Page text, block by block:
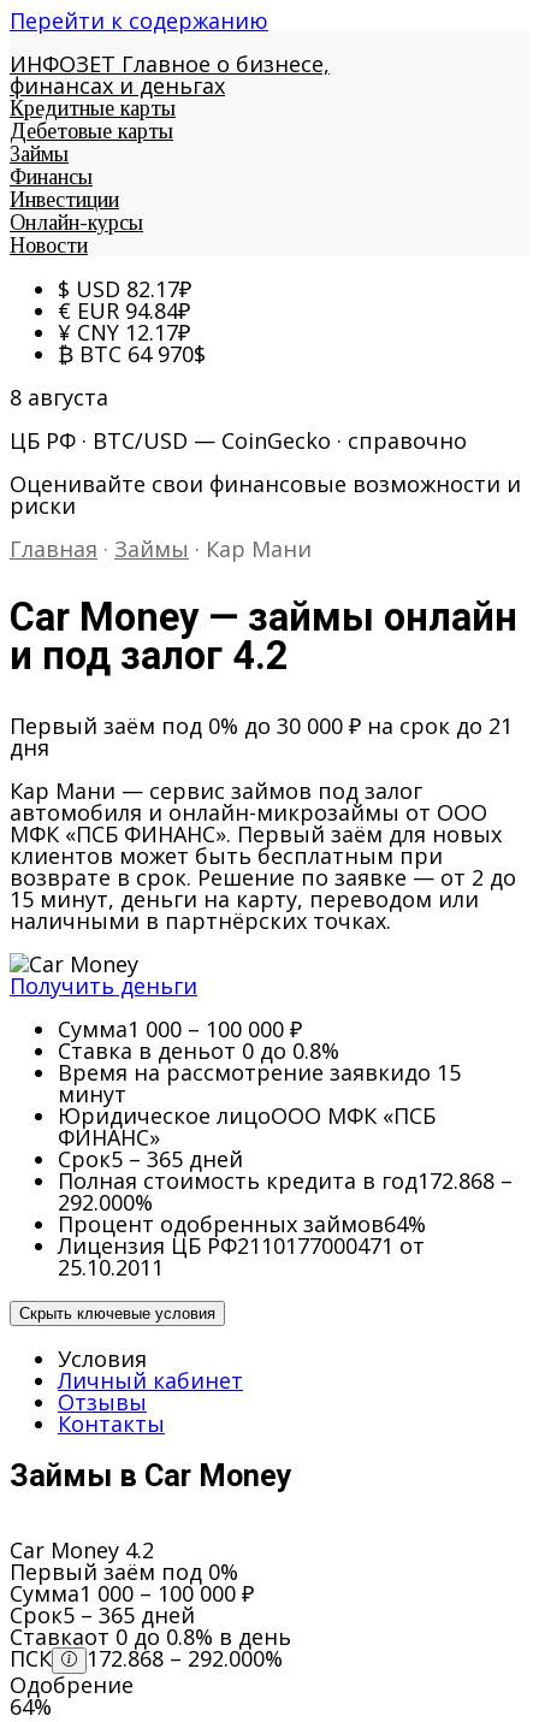
Перейти к содержанию
ИНФОЗЕТ Главное о бизнесе,
финансах и деньгах
Кредитные карты
Дебетовые карты
Займы
Финансы
Инвестиции
Онлайн-курсы
Новости
$ USD 82.17₽
€ EUR 94.84₽
¥ CNY 12.17₽
₿ BTC 64 970$
8 августа
ЦБ РФ · BTC/USD — CoinGecko · справочно
Оценивайте свои финансовые возможности и
риски
Главная · Займы · Кар Мани
Car Money — займы онлайн
и под залог 4.2
Первый заём под 0% до 30 000 ₽ на срок до 21
дня
Кар Мани — сервис займов под залог
автомобиля и онлайн-микрозаймы от ООО
МФК «ПСБ ФИНАНС». Первый заём для новых
клиентов может быть бесплатным при
возврате в срок. Решение по заявке — от 2 до
15 минут, деньги на карту, переводом или
наличными в партнёрских точках.
Получить деньги
Сумма1 000 – 100 000 ₽
Ставка в деньот 0 до 0.8%
Время на рассмотрение заявкидо 15
минут
Юридическое лицоООО МФК «ПСБ
ФИНАНС»
Срок5 – 365 дней
Полная стоимость кредита в год172.868 –
292.000%
Процент одобренных займов64%
Лицензия ЦБ РФ2110177000471 от
25.10.2011
Скрыть ключевые условия
Условия
Личный кабинет
Отзывы
Контакты
Займы в Car Money
Car Money 4.2
Первый заём под 0%
Сумма1 000 – 100 000 ₽
Срок5 – 365 дней
Ставкаот 0 до 0.8% в день
ПСК
172.868 – 292.000%
Одобрение
64%